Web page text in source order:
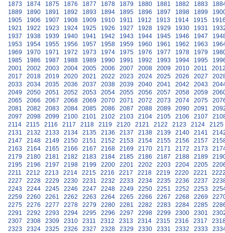
1873
1874 1875 1876 1877 1878 1879 1880 1881 1882 1883
1889
1890 1891 1892 1893 1894 1895 1896 1897 1898 1899
1905
1906 1907 1908 1909 1910 1911 1912 1913 1914 1915
1921
1922 1923 1924 1925 1926 1927 1928 1929 1930 1931
1937
1938 1939 1940 1941 1942 1943 1944 1945 1946 1947
1953
1954 1955 1956 1957 1958 1959 1960 1961 1962 1963
1969
1970 1971 1972 1973 1974 1975 1976 1977 1978 1979
1985
1986 1987 1988 1989 1990 1991 1992 1993 1994 1995
2001
2002 2003 2004 2005 2006 2007 2008 2009 2010 2011
2017
2018 2019 2020 2021 2022 2023 2024 2025 2026 2027
2033
2034 2035 2036 2037 2038 2039 2040 2041 2042 2043
2049
2050 2051 2052 2053 2054 2055 2056 2057 2058 2059
2065
2066 2067 2068 2069 2070 2071 2072 2073 2074 2075
2081
2082 2083 2084 2085 2086 2087 2088 2089 2090 2091
2097
2098 2099 2100 2101 2102 2103 2104 2105 2106 2107
2114
2115 2116 2117 2118 2119 2120 2121 2122 2123 2124
2125
2131
2132 2133 2134 2135 2136 2137 2138 2139 2140 2141
2147
2148 2149 2150 2151 2152 2153 2154 2155 2156 2157
2163
2164 2165 2166 2167 2168 2169 2170 2171 2172 2173
2179
2180 2181 2182 2183 2184 2185 2186 2187 2188 2189
2195
2196 2197 2198 2199 2200 2201 2202 2203 2204 2205
2211
2212 2213 2214 2215 2216 2217 2218 2219 2220 2221
2227
2228 2229 2230 2231 2232 2233 2234 2235 2236 2237
2243
2244 2245 2246 2247 2248 2249 2250 2251 2252 2253
2259
2260 2261 2262 2263 2264 2265 2266 2267 2268 2269
2275
2276 2277 2278 2279 2280 2281 2282 2283 2284 2285
2291
2292 2293 2294 2295 2296 2297 2298 2299 2300 2301
2307
2308 2309 2310 2311 2312 2313 2314 2315 2316 2317
2323
2324 2325 2326 2327 2328 2329 2330 2331 2332 2333